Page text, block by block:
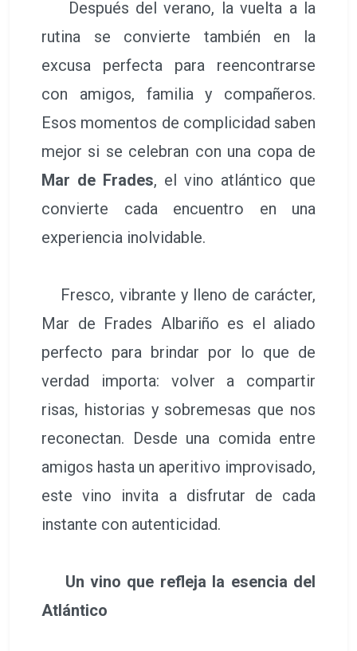
Después del verano, la vuelta a la
rutina se convierte también en la
excusa perfecta para reencontrarse
con amigos, familia y compañeros.
Esos momentos de complicidad saben
mejor si se celebran con una copa de
Mar de Frades, el vino atlántico que
convierte cada encuentro en una
experiencia inolvidable.
Fresco, vibrante y lleno de carácter,
Mar de Frades Albariño es el aliado
perfecto para brindar por lo que de
verdad importa: volver a compartir
risas, historias y sobremesas que nos
reconectan. Desde una comida entre
amigos hasta un aperitivo improvisado,
este vino invita a disfrutar de cada
instante con autenticidad.
Un vino que refleja la esencia del
Atlántico